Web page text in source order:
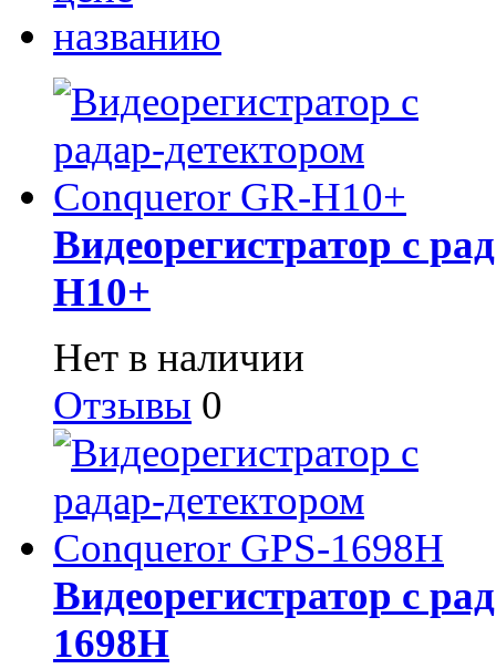
названию
Видеорегистратор с
H10+
Нет в наличии
Отзывы 0
Видеорегистратор с
1698H